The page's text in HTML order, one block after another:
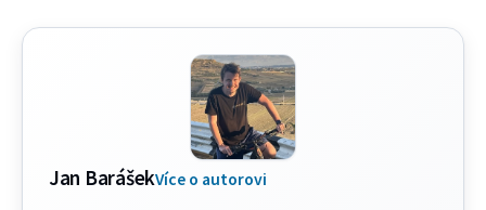
Jan BarášekVíce o autorovi